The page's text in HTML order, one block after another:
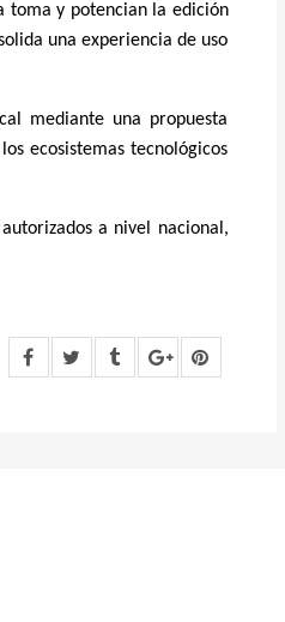
toma y potencian la edición
una experiencia de uso
mediante una propuesta
ecosistemas tecnológicos
a nivel nacional,